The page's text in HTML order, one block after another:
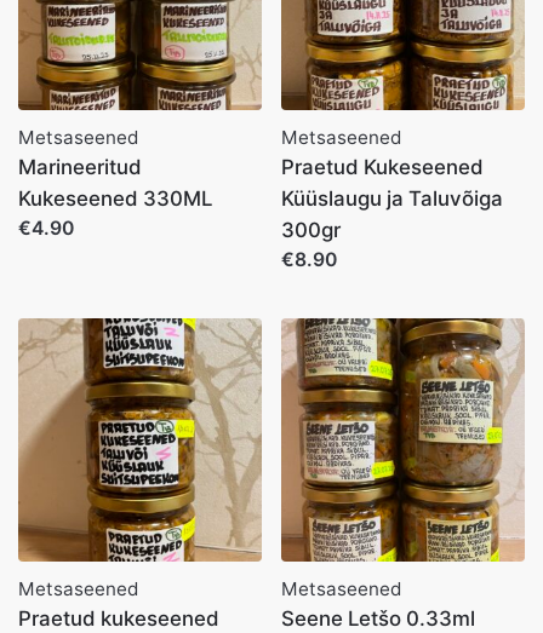
Metsaseened
Marineeritud
Kukeseened 330ML
€4.90
Metsaseened
Praetud Kukeseened
Küüslaugu ja Taluvõiga
300gr
€8.90
Metsaseened
Praetud kukeseened
Metsaseened
Seene Letšo 0.33ml